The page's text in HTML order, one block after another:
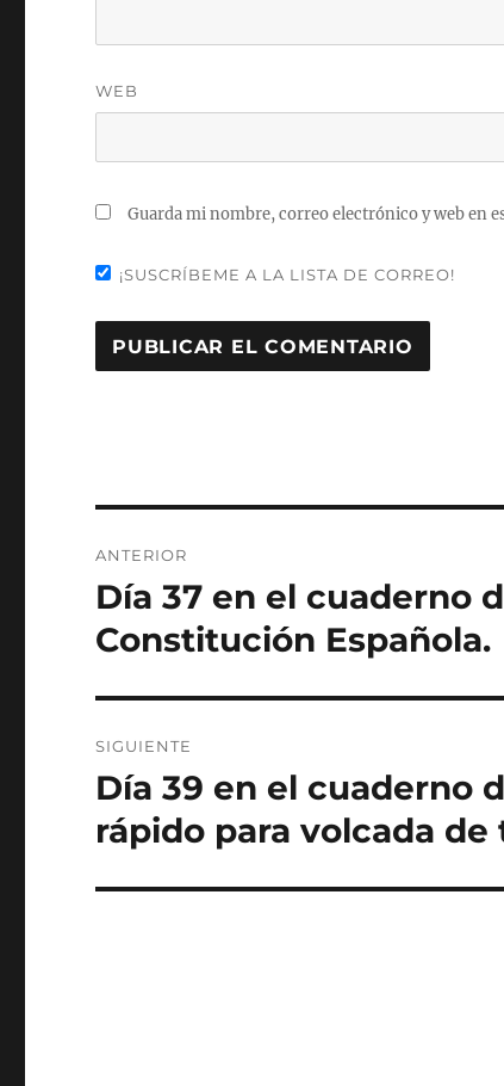
WEB
Guarda mi nombre, correo electrónico y web en
¡SUSCRÍBEME A LA LISTA DE CORREO!
de
entradas
ANTERIOR
Entrada
anterior:
Día 37 en el cuaderno
Constitución Española.
SIGUIENTE
Entrada
siguiente:
Día 39 en el cuaderno
rápido para volcada de